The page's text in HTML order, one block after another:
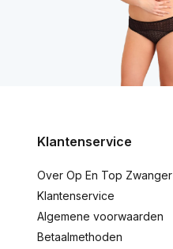
Klantenservice
Over Op En Top Zwanger
Klantenservice
Algemene voorwaarden
Betaalmethoden